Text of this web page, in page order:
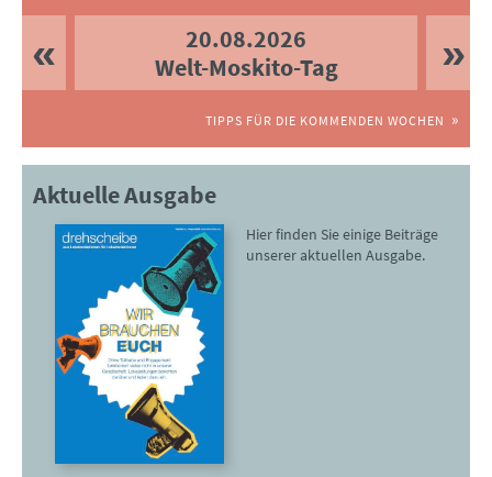
20.08.2026
Welt-Moskito-Tag
TIPPS FÜR DIE KOMMENDEN WOCHEN
Aktuelle Ausgabe
Hier finden Sie einige Beiträge
unserer aktuellen Ausgabe.